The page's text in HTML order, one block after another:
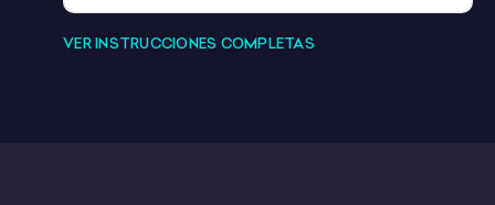
resolver el código final y, por último, las
VER INSTRUCCIONES COMPLETAS